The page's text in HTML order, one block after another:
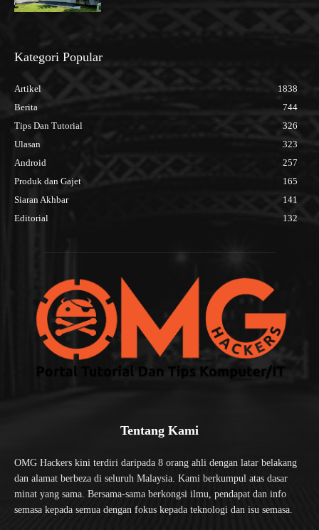
Kategori Popular
Artikel
1838
Berita
744
Tips Dan Tutorial
326
Ulasan
323
Android
257
Produk dan Gajet
165
Siaran Akhbar
141
Editorial
132
Tentang Kami
OMG Hackers kini terdiri daripada 8 orang ahli dengan latar belakang
dan alamat berbeza di seluruh Malaysia. Kami berkumpul atas dasar
minat yang sama. Bersama-sama berkongsi ilmu, pendapat dan info
semasa kepada semua dengan fokus kepada teknologi dan isu semasa.